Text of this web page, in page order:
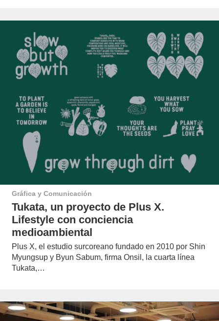
Gráfica y Comunicación
Tukata, un proyecto de Plus X.
Lifestyle con conciencia
medioambiental
Plus X, el estudio surcoreano fundado en 2010 por Shin
Myungsup y Byun Sabum, firma Onsil, la cuarta línea
Tukata,…